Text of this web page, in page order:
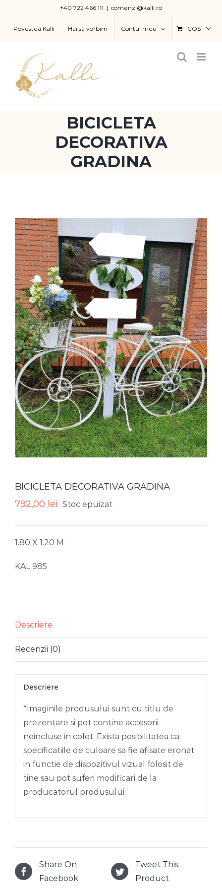
content
+40 722 466 111 | comenzi@kalli.ro
Povestea Kalli Hai sa vorbim Contul meu COS
BICICLETA
DECORATIVA
GRADINA
BICICLETA DECORATIVA GRADINA
792,00 lei Stoc epuizat
1.80 X 1.20 M
KAL 985
Descriere
Recenzii (0)
Descriere
*Imaginile produsului sunt cu titlu de
prezentare si pot contine accesorii
neincluse in colet. Exista posibilitatea ca
specificatiile de culoare sa fie afisate eronat
in functie de dispozitivul vizual folosit de
tine sau pot suferi modificari de la
producatorul produsului
Share On
Facebook
Tweet This
Product